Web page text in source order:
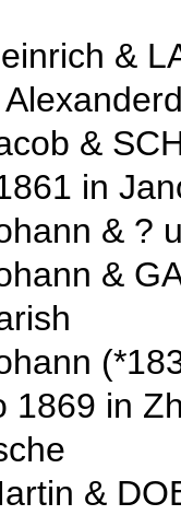
&
&
in
& ?
&
1869 in
&